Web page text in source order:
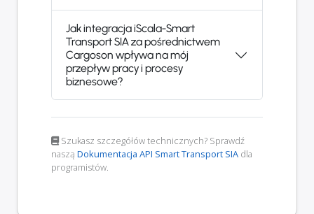
Jak integracja iScala-Smart
Transport SIA za pośrednictwem
Cargoson wpływa na mój
przepływ pracy i procesy
biznesowe?
Szukasz szczegółów technicznych? Sprawdź
naszą Dokumentacja API Smart Transport SIA dla
programistów.